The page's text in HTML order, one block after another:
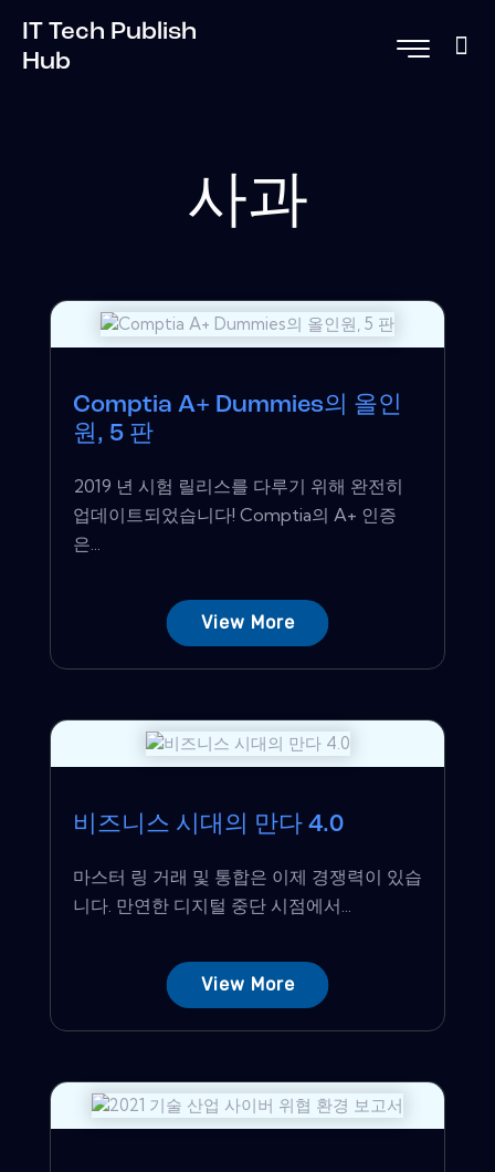
IT Tech Publish
Hub
사과
Comptia A+ Dummies의 올인
원, 5 판
2019 년 시험 릴리스를 다루기 위해 완전히
업데이트되었습니다! Comptia의 A+ 인증
은...
View More
비즈니스 시대의 만다 4.0
마스터 링 거래 및 통합은 이제 경쟁력이 있습
니다. 만연한 디지털 중단 시점에서...
View More